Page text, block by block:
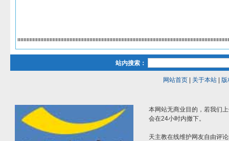
站内搜索：
网站首页| 关于本站| 版
本网站无商业目的，若我们
会在24小时内撤下。
天主教在线维护网友自由评